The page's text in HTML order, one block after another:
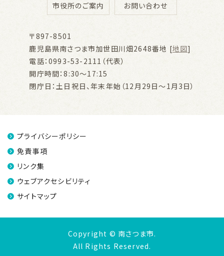
市役所のご案内 お問い合わせ
〒897-8501
鹿児島県南さつま市加世田川畑2648番地 [地図]
電話：0993-53-2111（代表）
開庁時間：8:30～17:15
閉庁日：土日祝日、年末年始（12月29日～1月3日）
プライバシーポリシー
免責事項
リンク集
ウェブアクセシビリティ
サイトマップ
Copyright © 南さつま市.
All Rights Reserved.